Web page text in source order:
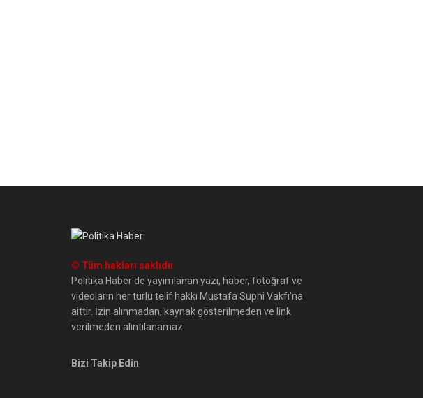
© Tüm hakları saklıdır
Politika Haber'de yayımlanan yazı, haber, fotoğraf ve
videoların her türlü telif hakkı Mustafa Suphi Vakfı'na
aittir. İzin alınmadan, kaynak gösterilmeden ve link
verilmeden alıntılanamaz.
Bizi Takip Edin